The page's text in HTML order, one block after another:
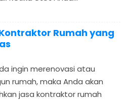
Rumah yang
ingin merenovasi atau
rumah, maka Anda akan
jasa kontraktor rumah